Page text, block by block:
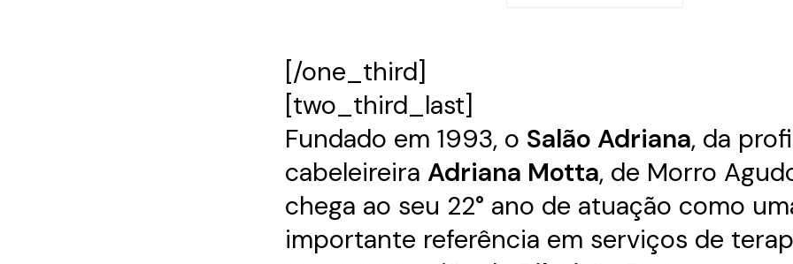
[/one_third]
[two_third_last]
Fundado em 1993, o Salão Adriana, da
cabeleireira Adriana Motta, de Morro
chega ao seu 22° ano de atuação como
importante referência em serviços de